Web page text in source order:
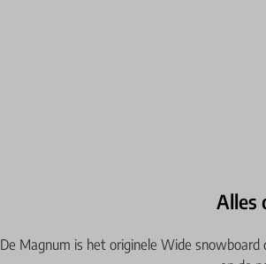
Alles
De Magnum is het originele Wide